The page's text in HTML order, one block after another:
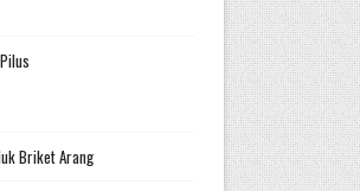
Briket Arang